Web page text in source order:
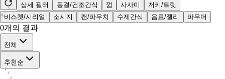
상세 필터 동결/건조간식 껌 사사미
저키/트릿
비스켓/시리얼
소시지 캔/파우치 수제간식 음료/젤리 파우더
0개의 결과
전체
추천순